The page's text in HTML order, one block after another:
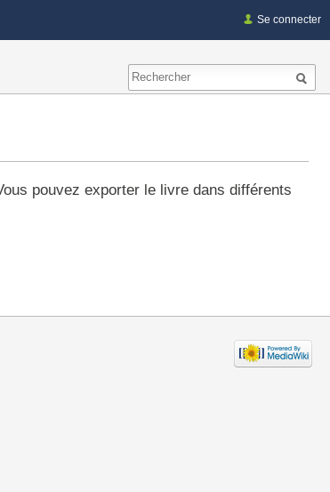
pouvez exporter le livre dans différents
Se connecter